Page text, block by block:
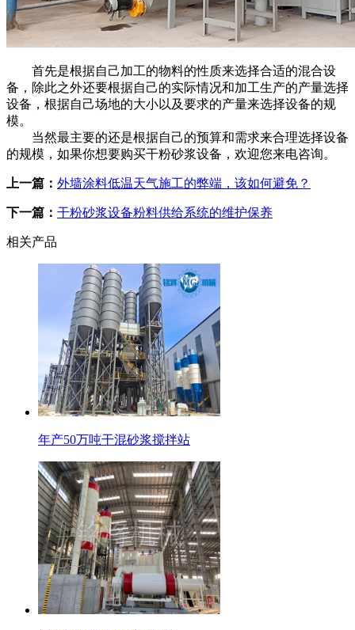
首先是根据自己加工的物料的性质来选择合适的混合设
备，除此之外还要根据自己的实际情况和加工生产的产量选择
设备，根据自己场地的大小以及要求的产量来选择设备的规
模。
当然最主要的还是根据自己的预算和需求来合理选择设备
的规模，如果你想要购买干粉砂浆设备，欢迎您来电咨询。
上一篇： 外墙涂料低温天气施工的弊端，该如何避免？
下一篇： 干粉砂浆设备粉料供给系统的维护保养
相关产品
年产50万吨干混砂浆搅拌站